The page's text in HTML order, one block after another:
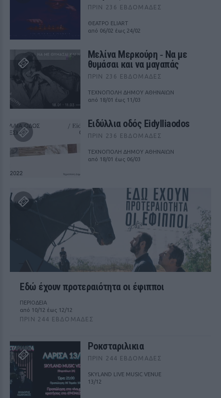
ΠΡΙΝ 236 ΕΒΔΟΜΆΔΕΣ
ΘΕΑΤΡΟ ELIART
από 06/02 έως 24/02
Μελίνα Μερκούρη ‑ Να με
θυμάσαι και να μαγαπάς
ΠΡΙΝ 236 ΕΒΔΟΜΆΔΕΣ
ΤΕΧΝΟΠΟΛΗ ΔΗΜΟΥ ΑΘΗΝΑΙΩΝ
από 18/01 έως 11/03
Ειδύλλια οδός Eidylliaodos
ΠΡΙΝ 236 ΕΒΔΟΜΆΔΕΣ
ΤΕΧΝΟΠΟΛΗ ΔΗΜΟΥ ΑΘΗΝΑΙΩΝ
από 18/01 έως 06/03
Εδώ έχουν προτεραιότητα οι έφιπποι
ΠΕΡΙΟΔΕΙΑ
από 10/12 έως 12/12
ΠΡΙΝ 244 ΕΒΔΟΜΆΔΕΣ
Ροκσταριλικια
ΠΡΙΝ 244 ΕΒΔΟΜΆΔΕΣ
SKYLAND LIVE MUSIC VENUE
13/12